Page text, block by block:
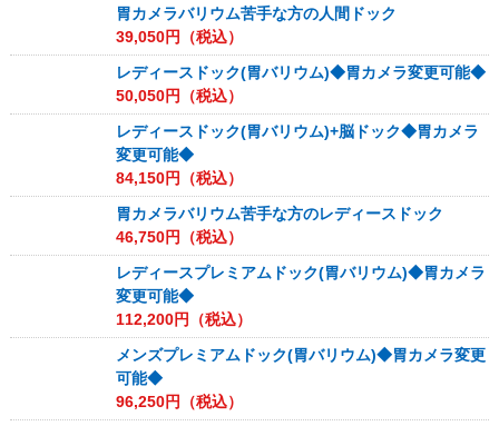
胃カメラバリウム苦手な方の人間ドック
39,050円（税込）
レディースドック(胃バリウム)◆胃カメラ変更可能◆
50,050円（税込）
レディースドック(胃バリウム)+脳ドック◆胃カメラ
変更可能◆
84,150円（税込）
胃カメラバリウム苦手な方のレディースドック
46,750円（税込）
レディースプレミアムドック(胃バリウム)◆胃カメラ
変更可能◆
112,200円（税込）
メンズプレミアムドック(胃バリウム)◆胃カメラ変更
可能◆
96,250円（税込）